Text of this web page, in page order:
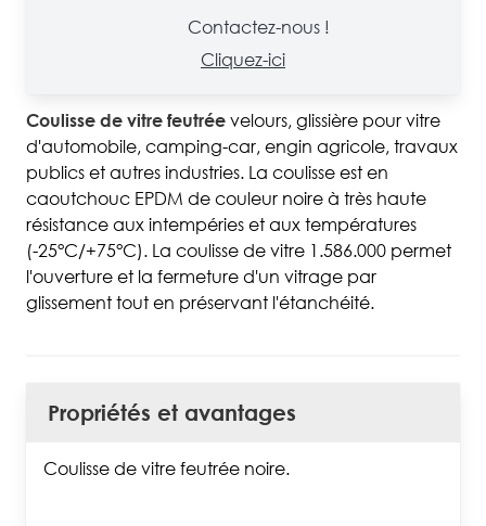
Contactez-nous !
Cliquez-ici
Coulisse de vitre feutrée velours, glissière pour vitre
d'automobile, camping-car, engin agricole, travaux
publics et autres industries. La coulisse est en
caoutchouc EPDM de couleur noire à très haute
résistance aux intempéries et aux températures
(-25°C/+75°C). La coulisse de vitre 1.586.000 permet
l'ouverture et la fermeture d'un vitrage par
glissement tout en préservant l'étanchéité.
Propriétés et avantages
Coulisse de vitre feutrée noire.